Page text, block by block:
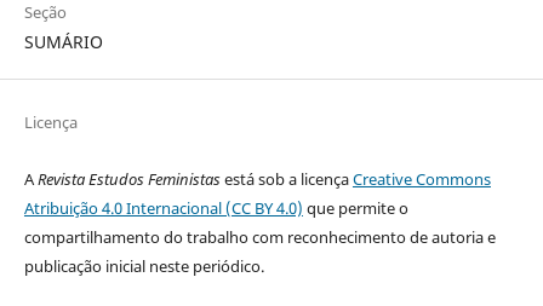
Seção
SUMÁRIO
Licença
ARevista Estudos Feministasestá sob a licençaCreative Commons
Atribuição 4.0 Internacional (CC BY 4.0) que permite o
compartilhamento do trabalho com reconhecimento de autoria e
publicação inicial neste periódico.